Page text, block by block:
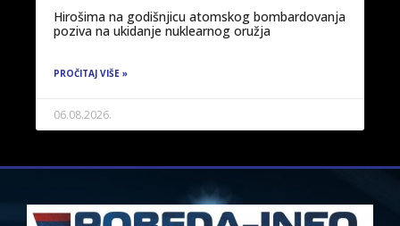
Hirošima na godišnjicu atomskog bombardovanja
poziva na ukidanje nuklearnog oružja
PROČITAJ VIŠE »
06.08.2026.